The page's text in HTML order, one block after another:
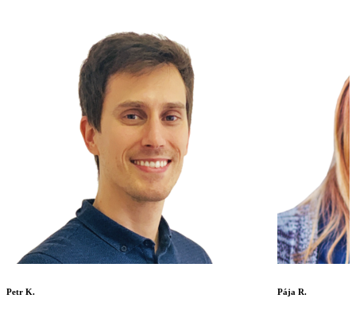
Petr K. Pája R.